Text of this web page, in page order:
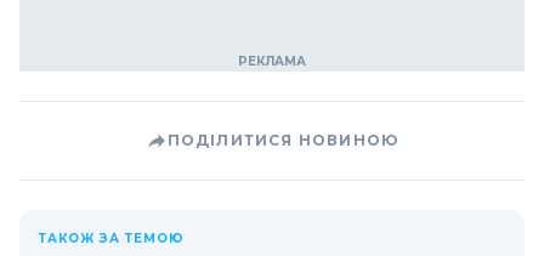
ПОДІЛИТИСЯ НОВИНОЮ
ТАКОЖ ЗА ТЕМОЮ